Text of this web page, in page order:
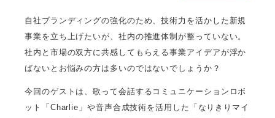
自社ブランディングの強化のため、技術力を活かした新規
事業を立ち上げたいが、社内の推進体制が整っていない。
社内と市場の双方に共感してもらえる事業アイデアが浮か
ばないとお悩みの方は多いのではないでしょうか？
今回のゲストは、歌って会話するコミュニケーションロボ
ット「Charlie」や音声合成技術を活用した「なりきりマイ